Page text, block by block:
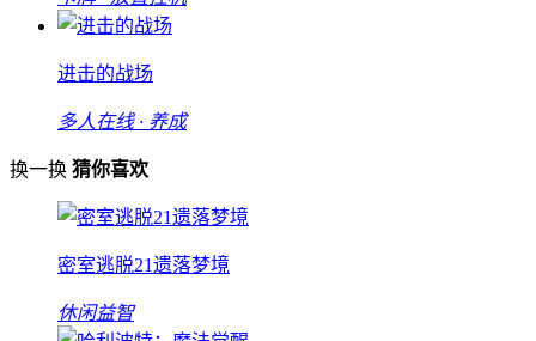
进击的战场
多人在线 · 养成
换一换 猜你喜欢
密室逃脱21遗落梦境
休闲益智